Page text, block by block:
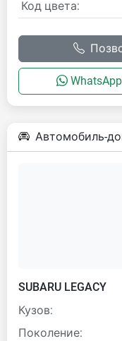
Код цвета:
WhatsApp
Автомобиль-
SUBARU LEGACY
Кузов:
Поколение: